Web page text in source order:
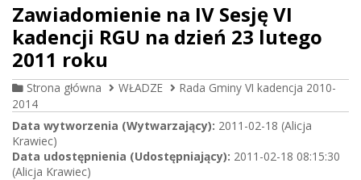
Zawiadomienie na IV Sesję VI
kadencji RGU na dzień 23 lutego
2011 roku
Strona główna WŁADZE
Rada Gminy VI kadencja 2010-
2014
Data wytworzenia (Wytwarzający): 2011-02-18 (Alicja
Krawiec)
Data udostępnienia (Udostępniający): 2011-02-18 08:15:30
(Alicja Krawiec)